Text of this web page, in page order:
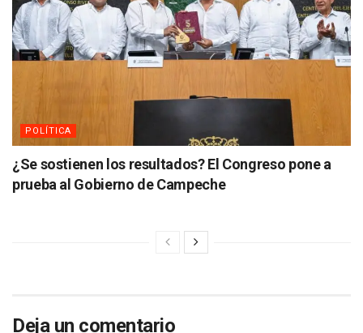
POLÍTICA
¿Se sostienen los resultados? El Congreso pone a
prueba al Gobierno de Campeche
Deja un comentario